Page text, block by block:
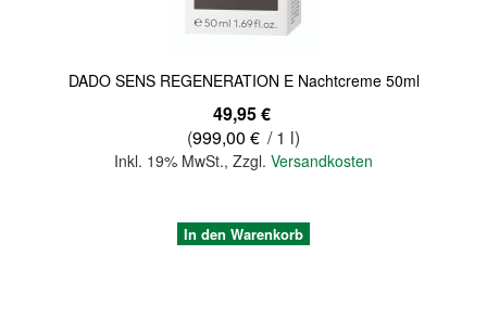
DADO SENS REGENERATION E Nachtcreme 50ml
49,95 €
(999,00 € / 1 l)
Inkl. 19% MwSt., Zzgl. Versandkosten
In den Warenkorb